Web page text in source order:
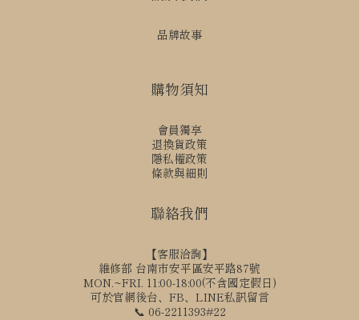
品牌故事
購物須知
會員獨享
退換貨政策
隱私權政策
條款與細則
聯絡我們
【客服洽詢】
維修部 台南市安平區安平路87號
MON.~FRI. 11:00-18:00(不含國定假日)
可於官網後台、FB、LINE私訊留言
📞 06-2211393#22